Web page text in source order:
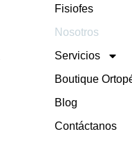
Fisiofes
Nosotros
Servicios
Boutique
Blog
Contáctanos